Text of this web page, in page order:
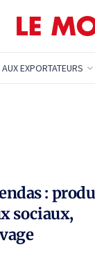
EXPORTATEURS
:
sociaux,